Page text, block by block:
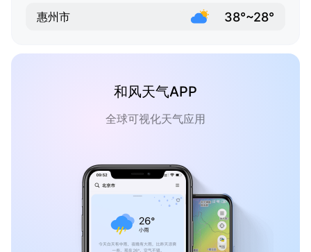
惠州市 38°~28°
和风天气APP
全球可视化天气应用